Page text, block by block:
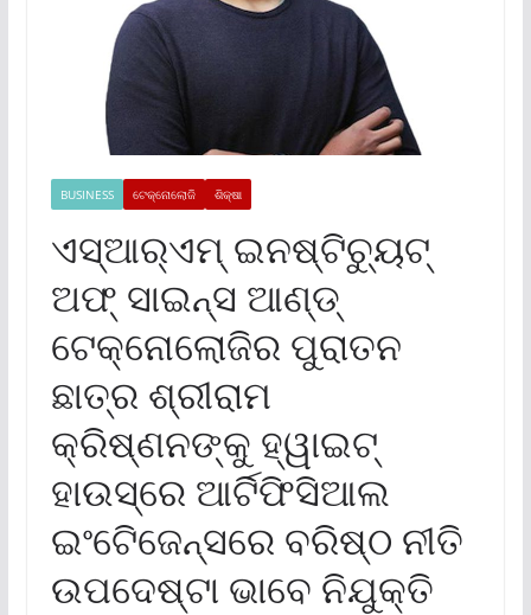
BUSINESS ଟେକ୍ନୋଲୋଜି ଶିକ୍ଷା
ଏସ୍‌ଆର୍‌ଏମ୍ ଇନଷ୍ଟିଚ୍ୟୁଟ୍
ଅଫ୍ ସାଇନ୍ସ ଆଣ୍ଡ୍
ଟେକ୍ନୋଲୋଜିର ପୁରାତନ
ଛାତ୍ର ଶ୍ରୀରାମ
କ୍ରିଷ୍ଣନଙ୍କୁ ହ୍ୱାଇଟ୍
ହାଉସ୍‌ରେ ଆର୍ଟିଫିସିଆଲ
ଇଂଟେିଜେନ୍ସରେ ବରିଷ୍ଠ ନୀତି
ଉପଦେଷ୍ଟା ଭାବେ ନିଯୁକ୍ତି